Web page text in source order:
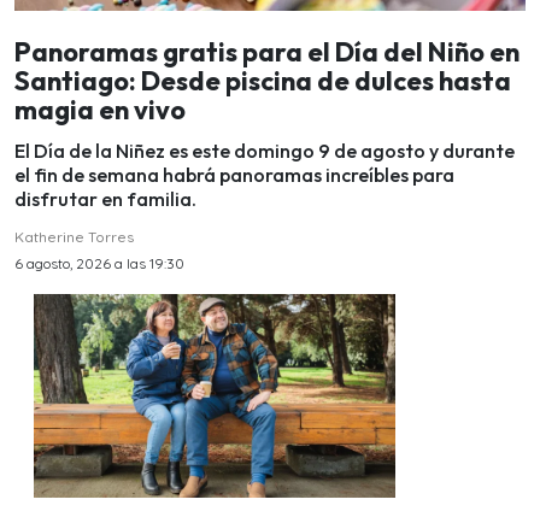
Panoramas gratis para el Día del Niño en
Santiago: Desde piscina de dulces hasta
magia en vivo
El Día de la Niñez es este domingo 9 de agosto y durante
el fin de semana habrá panoramas increíbles para
disfrutar en familia.
Katherine Torres
6 agosto, 2026 a las 19:30